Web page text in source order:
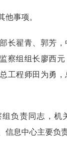
事项。
翟青、郭芳，
察组组长廖西
工程师田为勇
责同志，机
信息中心主要负